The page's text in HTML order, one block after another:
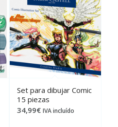
Set para dibujar Comic
15 piezas
34,99€ IVA incluído